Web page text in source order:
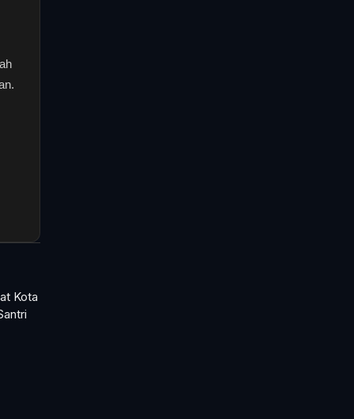
Kota